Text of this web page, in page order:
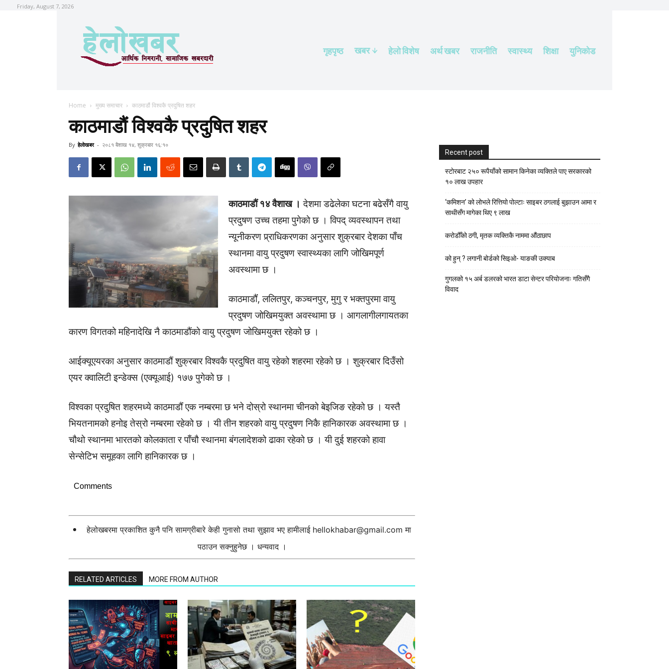
Friday, August 7, 2026
गृहपृष्ठ खबर हेलाे विशेष अर्थ खबर राजनीति स्वास्थ्य शिक्षा युनिकोड
Home मुख्य समाचार काठमाडौं विश्वकै प्रदुषित शहर
काठमाडौं विश्वकै प्रदुषित शहर
By हेलाेखबर - २०८१ बैशाख १४, शुक्रबार १६:१०
काठमाडौं १४ वैशाख । देशमा डढेलेका घटना बढेसँगै वायु
प्रदुषण उच्च तहमा पुगेको छ । विपद् व्यवस्थापन तथा
न्यूनीकरण प्र्राधिकरणका अनुसार शुक्रबार देशका पाँच
स्थानमा वायु प्रदुषण स्वास्थ्यका लागि जोखिमपूर्ण
अवस्थामा छ ।
काठमाडौंं, ललितपुर, कञ्चनपुर, मुगु र भक्तपुरमा वायु
प्रदुषण जोखिमयुक्त अवस्थामा छ । आगलागीलगायतका
कारण विगतको महिनादेखि नै काठमाडौंको वायु प्रदुषण जोखिमयुक्त रहेको छ ।
आईक्यूएयरका अनुसार काठमाडौं शुक्रबार विश्वकै प्रदुषित वायु रहेको शहरमा रहेको छ । शुक्रबार दिउँसो
एयर क्वालिटी इन्डेक्स (एक्यूआई) १७७ पुगेको छ ।
विश्वका प्रदुषित शहरमध्ये काठमाडौंं एक नम्बरमा छ भने दोस्रो स्थानमा चीनको बेइजिङ रहेको छ । यस्तै
भियतनामको हनोइ तेस्रो नम्बरमा रहेको छ । यी तीन शहरको वायु प्रदुषण निकै हानिकारक अवस्थामा छ ।
चौथो स्थानमा भारतको कोलकाता र पाँचौ स्थानमा बंगलादेशको ढाका रहेको छ । यी दुई शहरको हावा
सेन्सेटिभ समूहका लागि हानिकारक छ ।
Comments
हेलोखबरमा प्रकाशित कुनै पनि सामग्रीबारे केही गुनासो तथा सुझाव भए हामीलाई hellokhabar@gmail.com मा
पठाउन सक्नुहुनेछ । धन्यवाद ।
RELATED ARTICLES MORE FROM AUTHOR
Recent post
स्टाेरबाट २५० रूपैयाँको सामान किनेका व्यक्तिले पाए सरकारको
१० लाख उपहार
‘कमिशन’ को लोभले रित्तियो पोल्टाः साइबर ठगलाई बुझाउन आमा र
साथीसँग मागेका थिए ९ लाख
करोडौँको ठगी, मृतक व्यक्तिकै नाममा औंठाछाप
को हुन् ? लगानी बोर्डको सिइओ- याङकी उक्याब
गुगलको १५ अर्ब डलरको भारत डाटा सेन्टर परियोजनाः गतिसँगै
विवाद